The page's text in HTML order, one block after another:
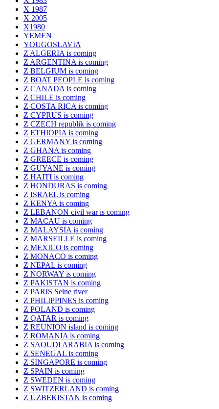
X 1987
X 2005
X1980
YEMEN
YOUGOSLAVIA
Z ALGERIA is coming
Z ARGENTINA is coming
Z BELGIUM is coming
Z BOAT PEOPLE is coming
Z CANADA is coming
Z CHILE is coming
Z COSTA RICA is coming
Z CYPRUS is coming
Z CZECH republik is coming
Z ETHIOPIA is coming
Z GERMANY is coming
Z GHANA is coming
Z GREECE is coming
Z GUYANE is coming
Z HAITI is coming
Z HONDURAS is coming
Z ISRAEL is coming
Z KENYA is coming
Z LEBANON civil war is coming
Z MACAU is coming
Z MALAYSIA is coming
Z MARSEILLE is coming
Z MEXICO is coming
Z MONACO is coming
Z NEPAL is coming
Z NORWAY is coming
Z PAKISTAN is coming
Z PARIS Seine river
Z PHILIPPINES is coming
Z POLAND is coming
Z QATAR is coming
Z REUNION island is coming
Z ROMANIA is coming
Z SAOUDI ARABIA is coming
Z SENEGAL is coming
Z SINGAPORE is coming
Z SPAIN is coming
Z SWEDEN is coming
Z SWITZERLAND is coming
Z UZBEKISTAN is coming